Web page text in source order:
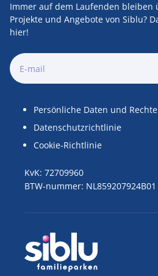
Immer auf dem Laufenden bleiben
Projekte und Angebote von Siblu?
hier!
KvK: 72709960
BTW-nummer: NL859207924B01
Persönliche Daten und Rechte
Datenschutzrichtlinie
Cookie-Richtlinie